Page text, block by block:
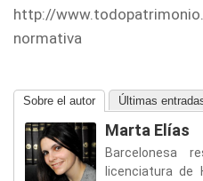
http://
normativa
Sobre el autor Últimas
Marta Elías
Barcelonesa
licenciatura de